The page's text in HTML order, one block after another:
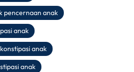
pencernaan anak
anak
anak
anak